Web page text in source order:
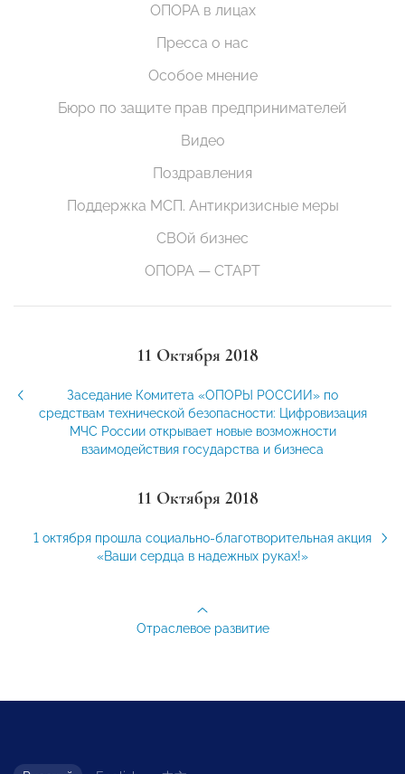
ОПОРА в лицах
Пресса о нас
Особое мнение
Бюро по защите прав предпринимателей
Видео
Поздравления
Поддержка МСП. Антикризисные меры
СВОй бизнес
ОПОРА — СТАРТ
11 Октября 2018
Заседание Комитета «ОПОРЫ РОССИИ» по
средствам технической безопасности: Цифровизация
МЧС России открывает новые возможности
взаимодействия государства и бизнеса
11 Октября 2018
1 октября прошла социально-благотворительная акция
«Ваши сердца в надежных руках!»
Отраслевое развитие